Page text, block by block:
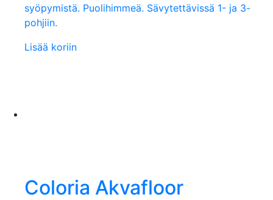
syöpymistä. Puolihimmeä. Sävytettävissä 1- ja 3-
pohjiin.
Lisää koriin
Coloria Akvafloor